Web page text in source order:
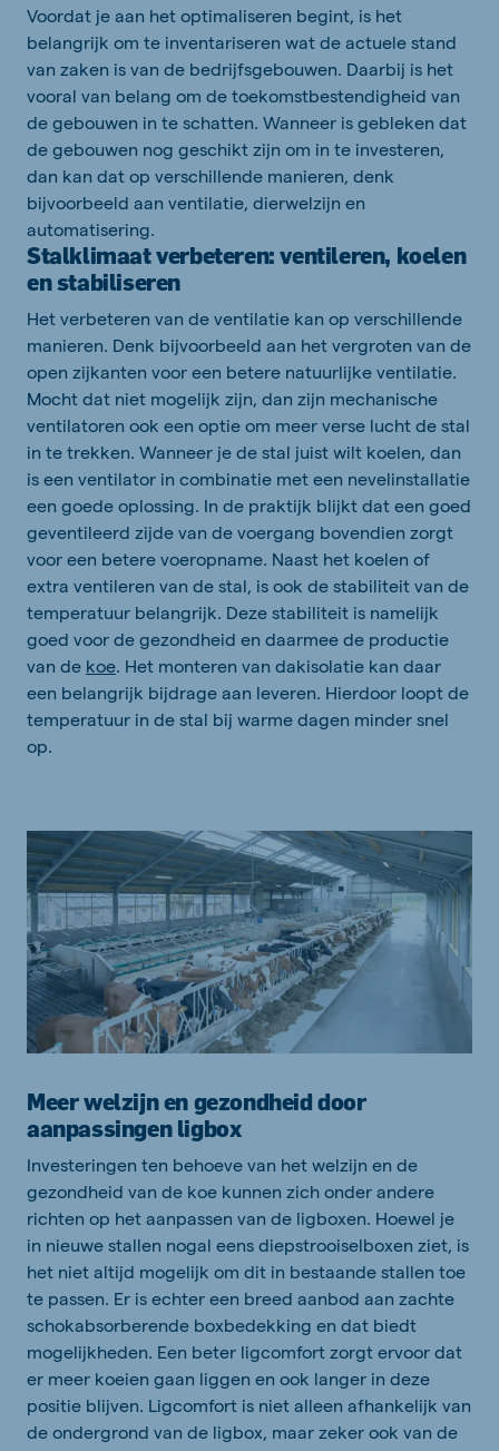
Voordat je aan het optimaliseren begint, is het
belangrijk om te inventariseren wat de actuele stand
van zaken is van de bedrijfsgebouwen. Daarbij is het
vooral van belang om de toekomstbestendigheid van
de gebouwen in te schatten. Wanneer is gebleken dat
de gebouwen nog geschikt zijn om in te investeren,
dan kan dat op verschillende manieren, denk
bijvoorbeeld aan ventilatie, dierwelzijn en
automatisering.
Stalklimaat verbeteren: ventileren, koelen
en stabiliseren
Het verbeteren van de ventilatie kan op verschillende
manieren. Denk bijvoorbeeld aan het vergroten van de
open zijkanten voor een betere natuurlijke ventilatie.
Mocht dat niet mogelijk zijn, dan zijn mechanische
ventilatoren ook een optie om meer verse lucht de stal
in te trekken. Wanneer je de stal juist wilt koelen, dan
is een ventilator in combinatie met een nevelinstallatie
een goede oplossing. In de praktijk blijkt dat een goed
geventileerd zijde van de voergang bovendien zorgt
voor een betere voeropname. Naast het koelen of
extra ventileren van de stal, is ook de stabiliteit van de
temperatuur belangrijk. Deze stabiliteit is namelijk
goed voor de gezondheid en daarmee de productie
van de koe. Het monteren van dakisolatie kan daar
een belangrijk bijdrage aan leveren. Hierdoor loopt de
temperatuur in de stal bij warme dagen minder snel
op.
Meer welzijn en gezondheid door
aanpassingen ligbox
Investeringen ten behoeve van het welzijn en de
gezondheid van de koe kunnen zich onder andere
richten op het aanpassen van de ligboxen. Hoewel je
in nieuwe stallen nogal eens diepstrooiselboxen ziet, is
het niet altijd mogelijk om dit in bestaande stallen toe
te passen. Er is echter een breed aanbod aan zachte
schokabsorberende boxbedekking en dat biedt
mogelijkheden. Een beter ligcomfort zorgt ervoor dat
er meer koeien gaan liggen en ook langer in deze
positie blijven. Ligcomfort is niet alleen afhankelijk van
de ondergrond van de ligbox, maar zeker ook van de